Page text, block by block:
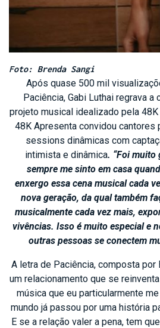
Foto: Brenda Sangi
Após quase 500 mil
Paciência, Gabi Luthai regrava a
projeto musical idealizado pela
48K Apresenta convidou cantores
sessions dinâmicas com
intimista e dinâmica. “Foi muito
sempre me sinto em casa
enxergo essa cena musical cada
nova geração, da qual também
musicalmente cada vez mais,
vivências. Isso é muito especial e
outras pessoas se conectem
A letra de Paciência, composta por
um relacionamento que se
música que eu particularmente
mundo já passou por uma história
E se a relação valer a pena, tem